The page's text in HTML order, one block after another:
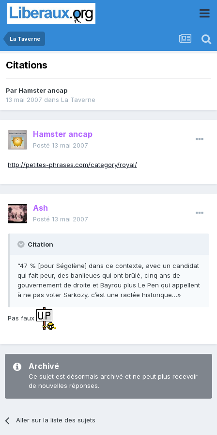
La Taverne
Citations
Par Hamster ancap
13 mai 2007 dans La Taverne
Hamster ancap
Posté 13 mai 2007
http://petites-phrases.com/category/royal/
Ash
Posté 13 mai 2007
Citation
“47 % [pour Ségolène] dans ce contexte, avec un candidat
qui fait peur, des banlieues qui ont brûlé, cinq ans de
gouvernement de droite et Bayrou plus Le Pen qui appellent
à ne pas voter Sarkozy, c’est une raclée historique…»
Pas faux
Archivé
Ce sujet est désormais archivé et ne peut plus recevoir
de nouvelles réponses.
Aller sur la liste des sujets